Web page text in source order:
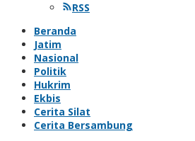
RSS
Beranda
Jatim
Nasional
Politik
Hukrim
Ekbis
Cerita Silat
Cerita Bersambung